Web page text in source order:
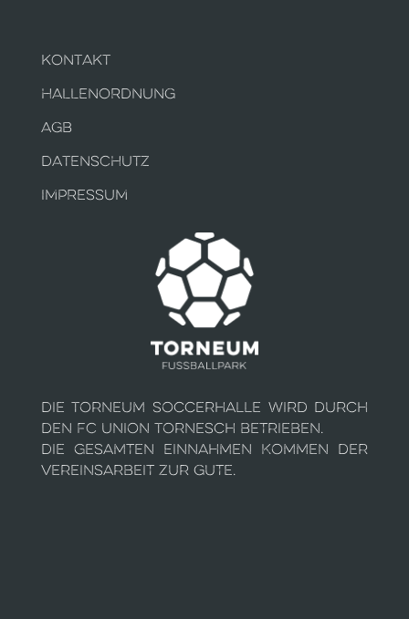
KONTAKT
HALLENORDNUNG
AGB
DATENSCHUTZ
IMPRESSUM
Die Torneum Soccerhalle wird durch
den FC Union Tornesch betrieben.
Die gesamten Einnahmen kommen der
Vereinsarbeit zur Gute.